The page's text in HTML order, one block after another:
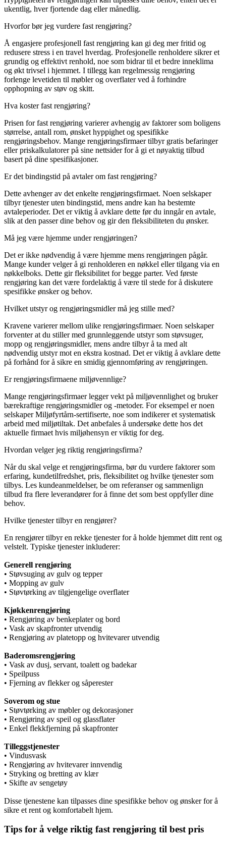
ukentlig, hver fjortende dag eller månedlig.
Hvorfor bør jeg vurdere fast rengjøring?
Å engasjere profesjonell fast rengjøring kan gi deg mer fritid og
redusere stress i en travel hverdag. Profesjonelle renholdere sikrer et
grundig og effektivt renhold, noe som bidrar til et bedre inneklima
og økt trivsel i hjemmet. I tillegg kan regelmessig rengjøring
forlenge levetiden til møbler og overflater ved å forhindre
opphopning av støv og skitt.
Hva koster fast rengjøring?
Prisen for fast rengjøring varierer avhengig av faktorer som boligens
størrelse, antall rom, ønsket hyppighet og spesifikke
rengjøringsbehov. Mange rengjøringsfirmaer tilbyr gratis befaringer
eller priskalkulatorer på sine nettsider for å gi et nøyaktig tilbud
basert på dine spesifikasjoner.
Er det bindingstid på avtaler om fast rengjøring?
Dette avhenger av det enkelte rengjøringsfirmaet. Noen selskaper
tilbyr tjenester uten bindingstid, mens andre kan ha bestemte
avtaleperioder. Det er viktig å avklare dette før du inngår en avtale,
slik at den passer dine behov og gir den fleksibiliteten du ønsker.
Må jeg være hjemme under rengjøringen?
Det er ikke nødvendig å være hjemme mens rengjøringen pågår.
Mange kunder velger å gi renholderen en nøkkel eller tilgang via en
nøkkelboks. Dette gir fleksibilitet for begge parter. Ved første
rengjøring kan det være fordelaktig å være til stede for å diskutere
spesifikke ønsker og behov.
Hvilket utstyr og rengjøringsmidler må jeg stille med?
Kravene varierer mellom ulike rengjøringsfirmaer. Noen selskaper
forventer at du stiller med grunnleggende utstyr som støvsuger,
mopp og rengjøringsmidler, mens andre tilbyr å ta med alt
nødvendig utstyr mot en ekstra kostnad. Det er viktig å avklare dette
på forhånd for å sikre en smidig gjennomføring av rengjøringen.
Er rengjøringsfirmaene miljøvennlige?
Mange rengjøringsfirmaer legger vekt på miljøvennlighet og bruker
bærekraftige rengjøringsmidler og -metoder. For eksempel er noen
selskaper Miljøfyrtårn-sertifiserte, noe som indikerer et systematisk
arbeid med miljøtiltak. Det anbefales å undersøke dette hos det
aktuelle firmaet hvis miljøhensyn er viktig for deg.
Hvordan velger jeg riktig rengjøringsfirma?
Når du skal velge et rengjøringsfirma, bør du vurdere faktorer som
erfaring, kundetilfredshet, pris, fleksibilitet og hvilke tjenester som
tilbys. Les kundeanmeldelser, be om referanser og sammenlign
tilbud fra flere leverandører for å finne det som best oppfyller dine
behov.
Hvilke tjenester tilbyr en rengjører?
En rengjører tilbyr en rekke tjenester for å holde hjemmet ditt rent og
velstelt. Typiske tjenester inkluderer:
Generell rengjøring
• Støvsuging av gulv og tepper
• Mopping av gulv
• Støvtørking av tilgjengelige overflater
Kjøkkenrengjøring
• Rengjøring av benkeplater og bord
• Vask av skapfronter utvendig
• Rengjøring av platetopp og hvitevarer utvendig
Baderomsrengjøring
• Vask av dusj, servant, toalett og badekar
• Speilpuss
• Fjerning av flekker og såperester
Soverom og stue
• Støvtørking av møbler og dekorasjoner
• Rengjøring av speil og glassflater
• Enkel flekkfjerning på skapfronter
Tilleggstjenester
• Vindusvask
• Rengjøring av hvitevarer innvendig
• Stryking og bretting av klær
• Skifte av sengetøy
Disse tjenestene kan tilpasses dine spesifikke behov og ønsker for å
sikre et rent og komfortabelt hjem.
Tips for å velge riktig fast rengjøring til best pris